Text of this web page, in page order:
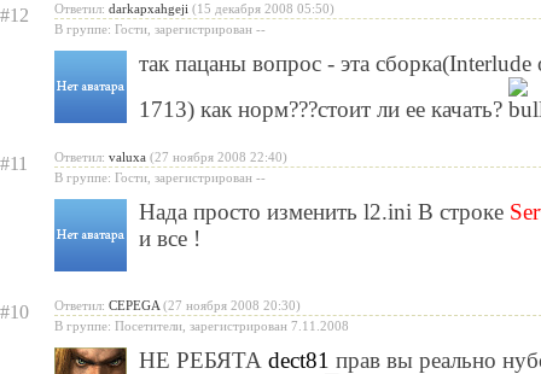
#12 Ответил: darkapxahgeji (15 декабря 2008 05:50)
В группе: Гости, зарегистрирован --
так пацаны вопрос - эта
1713) как норм???стоит ли ее качать?
#11 Ответил: valuxa (27 ноября 2008 22:40)
В группе: Гости, зарегистрирован --
Нада просто изменить l2.ini В строке
и все !
#10 Ответил: CEPEGA (27 ноября 2008 20:30)
В группе: Посетители, зарегистрирован 7.11.2008
НЕ РЕБЯТА dect81 прав вы реально